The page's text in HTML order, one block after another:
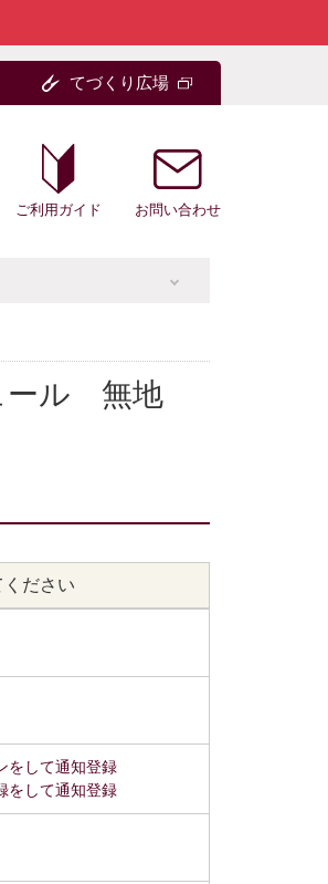
てづくり広場
ご利用ガイド お問い合わせ
ール 無地
ださい
をして通知登録
をして通知登録